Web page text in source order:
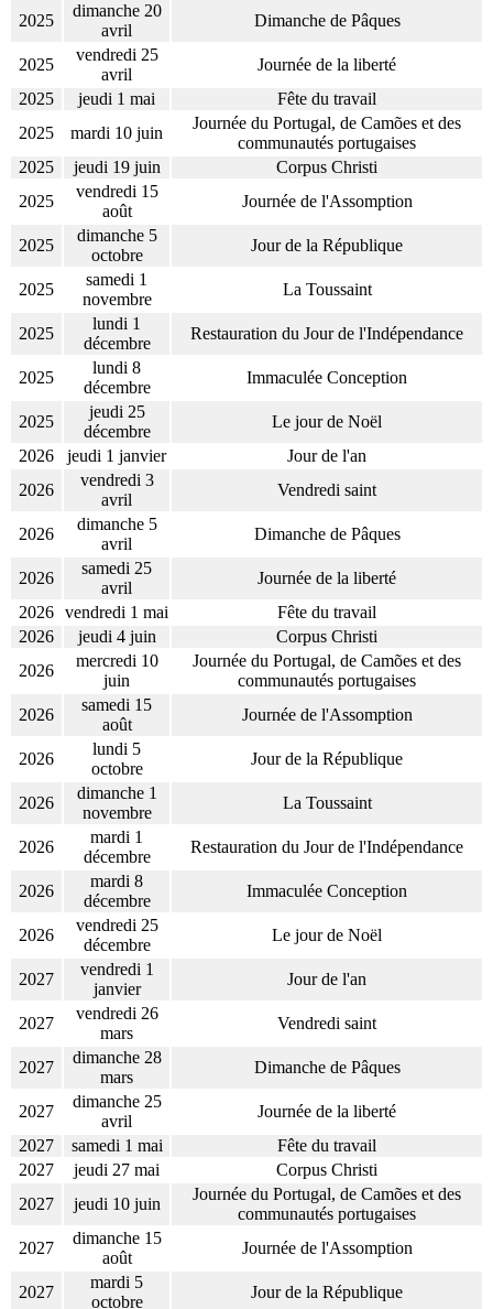
2025
dimanche 20
avril
Dimanche de Pâques
2025
vendredi 25
avril
Journée de la liberté
2025
jeudi 1 mai
Fête du travail
2025
mardi 10 juin
Journée du Portugal, de Camões et des
communautés portugaises
2025
jeudi 19 juin
Corpus Christi
2025
vendredi 15
août
Journée de l'Assomption
2025
dimanche 5
octobre
Jour de la République
2025
samedi 1
novembre
La Toussaint
2025
lundi 1
décembre
Restauration du Jour de l'Indépendance
2025
lundi 8
décembre
Immaculée Conception
2025
jeudi 25
décembre
Le jour de Noël
2026
jeudi 1 janvier
Jour de l'an
2026
vendredi 3
avril
Vendredi saint
2026
dimanche 5
avril
Dimanche de Pâques
2026
samedi 25
avril
Journée de la liberté
2026 vendredi 1 mai
Fête du travail
2026
jeudi 4 juin
Corpus Christi
2026
mercredi 10
juin
Journée du Portugal, de Camões et des
communautés portugaises
2026
samedi 15
août
Journée de l'Assomption
2026
lundi 5
octobre
Jour de la République
2026
dimanche 1
novembre
La Toussaint
2026
mardi 1
décembre
Restauration du Jour de l'Indépendance
2026
mardi 8
décembre
Immaculée Conception
2026
vendredi 25
décembre
Le jour de Noël
2027
vendredi 1
janvier
Jour de l'an
2027
vendredi 26
mars
Vendredi saint
2027
dimanche 28
mars
Dimanche de Pâques
2027
dimanche 25
avril
Journée de la liberté
2027
samedi 1 mai
Fête du travail
2027
jeudi 27 mai
Corpus Christi
2027
jeudi 10 juin
Journée du Portugal, de Camões et des
communautés portugaises
2027
dimanche 15
août
Journée de l'Assomption
2027
mardi 5
octobre
Jour de la République